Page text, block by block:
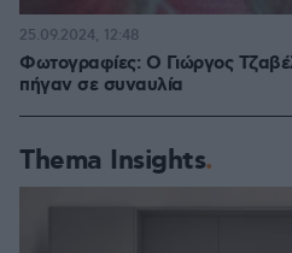
Φωτογραφίες: Ο Γιώργος
πήγαν σε συναυλία
25.09.2024, 12:48
Thema Insights